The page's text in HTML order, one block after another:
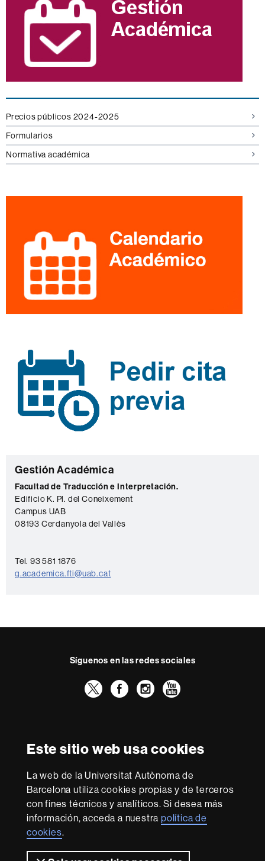
Este sitio web usa cookies
La web de la Universitat Autònoma de
Barcelona utiliza cookies propias y de terceros
con fines técnicos y analíticos. Si desea más
información, acceda a nuestrapolítica de
cookies.
Precios públicos 2024-2025
Formularios
Normativa académica
C
o
n
t
c
t
Gestión Académica
Facultad de Traducción e Interpretación.
Edificio K. Pl. del Coneixement
Campus UAB
08193 Cerdanyola del Vallès
Tel. 93 581 1876
g.academica.fti@uab.cat
Síguenos en las redes sociales
TwitterFacebook
Instagram
Youtube
Excellence
Research
-
Euraxess
Con la financiación de
Sobre
esta